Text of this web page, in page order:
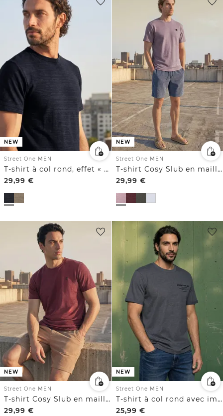
NEW
Street One MEN
T-shirt à col rond, effet « space-dye »
29,99 €
NEW
Street One MEN
T-shirt Cosy Slub en maille texturée
29,99 €
NEW
Street One MEN
T-shirt Cosy Slub en maille texturée
29,99 €
NEW
Street One MEN
T-shirt à col rond avec imprimé sur la poitrine
25,99 €